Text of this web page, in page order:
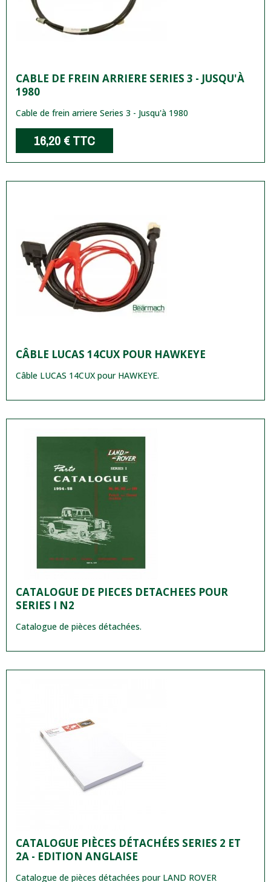
CABLE DE FREIN ARRIERE SERIES 3 - JUSQU'À
1980
Cable de frein arriere Series 3 - Jusqu'à 1980
16,20 €TTC
CÂBLE LUCAS 14CUX POUR HAWKEYE
Câble LUCAS 14CUX pour HAWKEYE.
CATALOGUE DE PIECES DETACHEES POUR
SERIES I N2
Catalogue de pièces détachées.
CATALOGUE PIÈCES DÉTACHÉES SERIES 2 ET
2A - EDITION ANGLAISE
Catalogue de pièces détachées pour LAND ROVER